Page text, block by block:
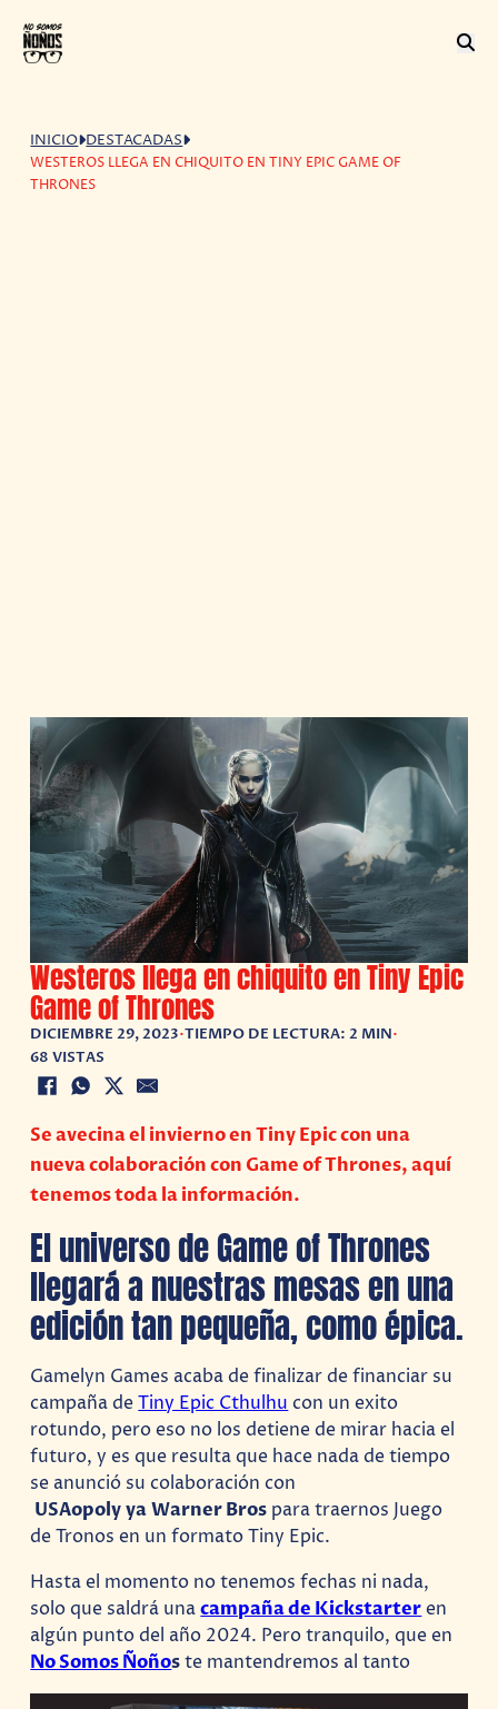
INICIO DESTACADAS
WESTEROS LLEGA EN CHIQUITO EN TINY EPIC GAME OF
THRONES
Westeros llega en chiquito en Tiny Epic
Game of Thrones
DICIEMBRE 29, 2023•TIEMPO DE LECTURA: 2 MIN•
68 VISTAS
Se avecina el invierno en Tiny Epic con una
nueva colaboración con Game of Thrones, aquí
tenemos toda la información.
El universo de Game of Thrones
llegará a nuestras mesas en una
edición tan pequeña, como épica.
Gamelyn Games acaba de finalizar de financiar su
campaña deTiny Epic Cthulhucon un exito
rotundo, pero eso no los detiene de mirar hacia el
futuro, y es que resulta que hace nada de tiempo
se anunció su colaboración con
USAopoly ya Warner Bros para traernos Juego
de Tronos en un formato Tiny Epic.
Hasta el momento no tenemos fechas ni nada,
solo que saldrá unacampaña de Kickstarteren
algún punto del año 2024. Pero tranquilo, que en
No Somos Ñoñoste mantendremos al tanto